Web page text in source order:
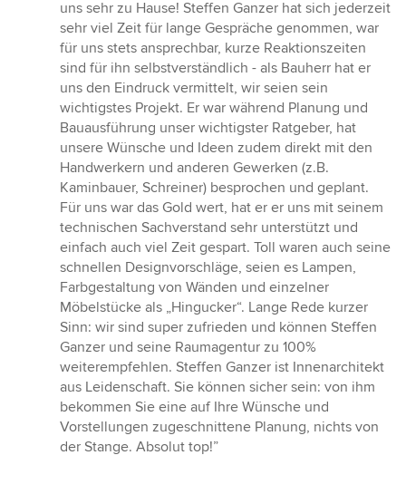
uns sehr zu Hause! Steffen Ganzer hat sich jederzeit
sehr viel Zeit für lange Gespräche genommen, war
für uns stets ansprechbar, kurze Reaktionszeiten
sind für ihn selbstverständlich - als Bauherr hat er
uns den Eindruck vermittelt, wir seien sein
wichtigstes Projekt. Er war während Planung und
Bauausführung unser wichtigster Ratgeber, hat
unsere Wünsche und Ideen zudem direkt mit den
Handwerkern und anderen Gewerken (z.B.
Kaminbauer, Schreiner) besprochen und geplant.
Für uns war das Gold wert, hat er er uns mit seinem
technischen Sachverstand sehr unterstützt und
einfach auch viel Zeit gespart. Toll waren auch seine
schnellen Designvorschläge, seien es Lampen,
Farbgestaltung von Wänden und einzelner
Möbelstücke als „Hingucker“. Lange Rede kurzer
Sinn: wir sind super zufrieden und können Steffen
Ganzer und seine Raumagentur zu 100%
weiterempfehlen. Steffen Ganzer ist Innenarchitekt
aus Leidenschaft. Sie können sicher sein: von ihm
bekommen Sie eine auf Ihre Wünsche und
Vorstellungen zugeschnittene Planung, nichts von
der Stange. Absolut top!”